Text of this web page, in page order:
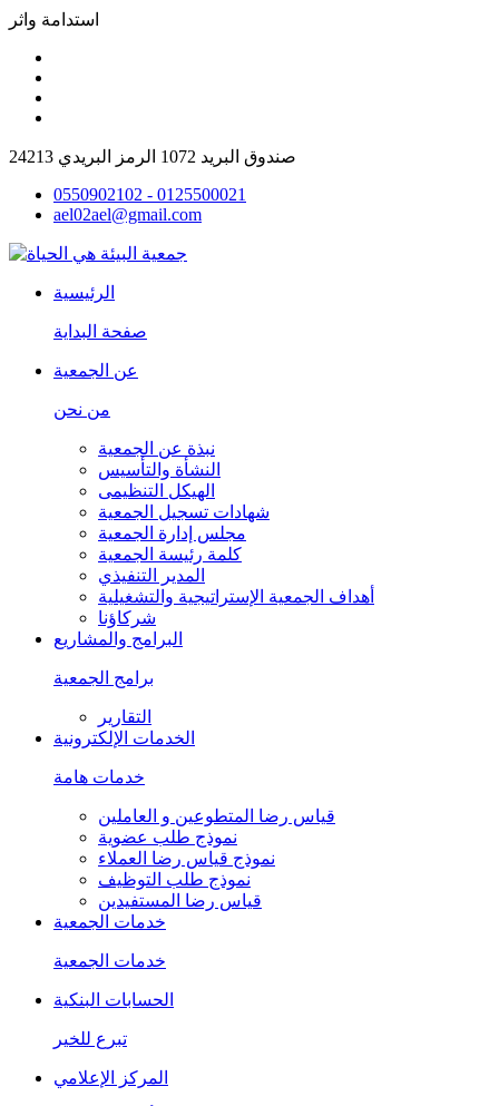
استدامة واثر
صندوق البريد 1072 الرمز البريدي 24213
0550902102 - 0125500021
ael02ael@gmail.com
الرئيسية
صفحة البداية
عن الجمعية
من نحن
نبذة عن الجمعية
النشأة والتأسيس
الهيكل التنظيمى
شهادات تسجيل الجمعية
مجلس إدارة الجمعية
كلمة رئيسة الجمعية
المدير التنفيذي
أهداف الجمعية الإستراتيجية والتشغيلية
شركاؤنا
البرامج والمشاريع
برامج الجمعية
التقارير
الخدمات الإلكترونية
خدمات هامة
قياس رضا المتطوعين و العاملين
نموذج طلب عضوية
نموذج قياس رضا العملاء
نموذج طلب التوظيف
قياس رضا المستفيدين
خدمات الجمعية
خدمات الجمعية
الحسابات البنكية
تبرع للخير
المركز الإعلامي